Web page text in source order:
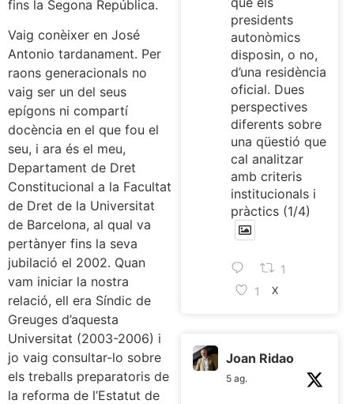
fins la Segona República.
Vaig conèixer en José
Antonio tardanament. Per
raons generacionals no
vaig ser un del seus
epígons ni compartí
docència en el que fou el
seu, i ara és el meu,
Departament de Dret
Constitucional a la Facultat
de Dret de la Universitat
de Barcelona, al qual va
pertànyer fins la seva
jubilació el 2002. Quan
vam iniciar la nostra
relació, ell era Síndic de
Greuges d’aquesta
Universitat (2003-2006) i
jo vaig consultar-lo sobre
els treballs preparatoris de
la reforma de l’Estatut de
presidents
autonòmics
disposin, o no,
d’una residència
oficial. Dues
perspectives
diferents sobre
una qüestió que
cal analitzar
amb criteris
institucionals i
pràctics (1/4)
1
1
X
Joan Ridao
5 ag.